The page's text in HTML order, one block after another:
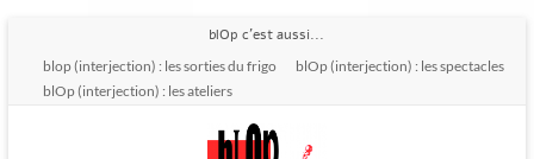
blOp c'est aussi...
blop (interjection) : les sorties du frigo
blOp (interjection) : les spectacles
blOp (interjection) : les ateliers